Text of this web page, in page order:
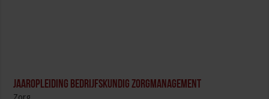
Jaaropleiding Bedrijfskundig Zorgmanagement